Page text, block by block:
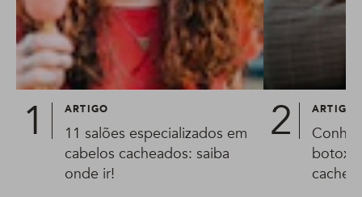
ARTIGO
11 salões especializados em
cabelos cacheados: saiba
onde ir!
ARTIGO
botox